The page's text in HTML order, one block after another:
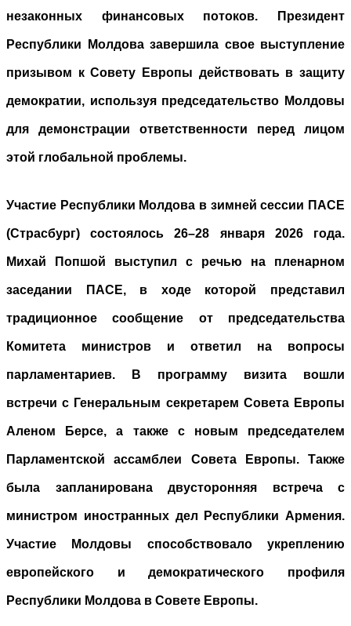
незаконных финансовых потоков. Президент
Республики Молдова завершила свое выступление
призывом к Совету Европы действовать в защиту
демократии, используя председательство Молдовы
для демонстрации ответственности перед лицом
этой глобальной проблемы.
Участие Республики Молдова в зимней сессии ПАСЕ
(Страсбург) состоялось 26–28 января 2026 года.
Михай Попшой выступил с речью на пленарном
заседании ПАСЕ, в ходе которой представил
традиционное сообщение от председательства
Комитета министров и ответил на вопросы
парламентариев. В программу визита вошли
встречи с Генеральным секретарем Совета Европы
Аленом Берсе, а также с новым председателем
Парламентской ассамблеи Совета Европы. Также
была запланирована двусторонняя встреча с
министром иностранных дел Республики Армения.
Участие Молдовы способствовало укреплению
европейского и демократического профиля
Республики Молдова в Совете Европы.